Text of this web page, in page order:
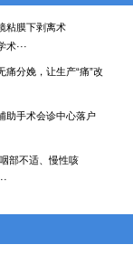
粘膜下剥离术
术···
痛分娩，让生产“痛”改
助手术会诊中心落户
部不适、慢性咳